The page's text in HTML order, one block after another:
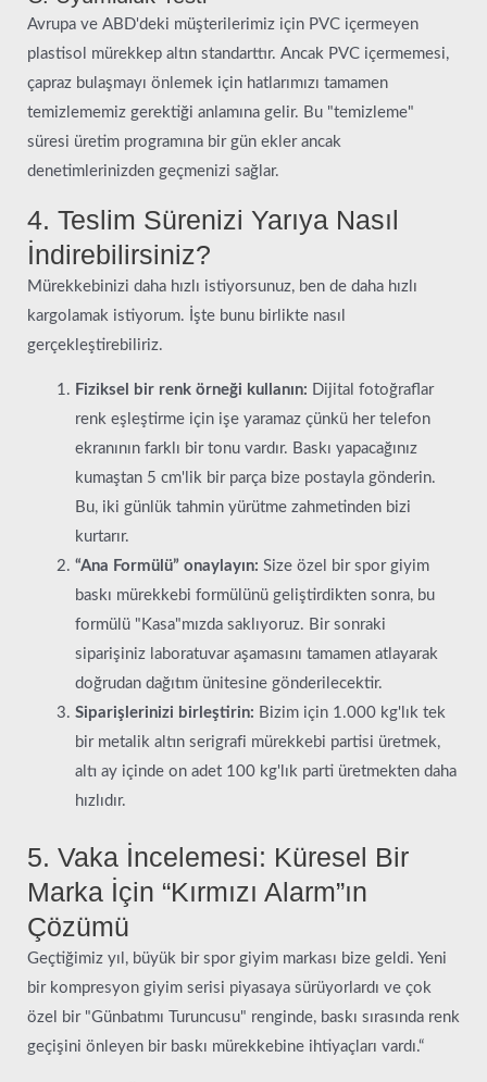
Avrupa ve ABD'deki müşterilerimiz için PVC içermeyen
plastisol mürekkep altın standarttır. Ancak PVC içermemesi,
çapraz bulaşmayı önlemek için hatlarımızı tamamen
temizlememiz gerektiği anlamına gelir. Bu "temizleme"
süresi üretim programına bir gün ekler ancak
denetimlerinizden geçmenizi sağlar.
4. Teslim Sürenizi Yarıya Nasıl
İndirebilirsiniz?
Mürekkebinizi daha hızlı istiyorsunuz, ben de daha hızlı
kargolamak istiyorum. İşte bunu birlikte nasıl
gerçekleştirebiliriz.
Fiziksel bir renk örneği kullanın: Dijital fotoğraflar
renk eşleştirme için işe yaramaz çünkü her telefon
ekranının farklı bir tonu vardır. Baskı yapacağınız
kumaştan 5 cm'lik bir parça bize postayla gönderin.
Bu, iki günlük tahmin yürütme zahmetinden bizi
kurtarır.
“Ana Formülü” onaylayın: Size özel bir spor giyim
baskı mürekkebi formülünü geliştirdikten sonra, bu
formülü "Kasa"mızda saklıyoruz. Bir sonraki
siparişiniz laboratuvar aşamasını tamamen atlayarak
doğrudan dağıtım ünitesine gönderilecektir.
Siparişlerinizi birleştirin: Bizim için 1.000 kg'lık tek
bir metalik altın serigrafi mürekkebi partisi üretmek,
altı ay içinde on adet 100 kg'lık parti üretmekten daha
hızlıdır.
5. Vaka İncelemesi: Küresel Bir
Marka İçin “Kırmızı Alarm”ın
Çözümü
Geçtiğimiz yıl, büyük bir spor giyim markası bize geldi. Yeni
bir kompresyon giyim serisi piyasaya sürüyorlardı ve çok
özel bir "Günbatımı Turuncusu" renginde, baskı sırasında renk
geçişini önleyen bir baskı mürekkebine ihtiyaçları vardı.“